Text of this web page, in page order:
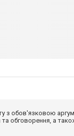
з обов'язковою
та обговорення, а